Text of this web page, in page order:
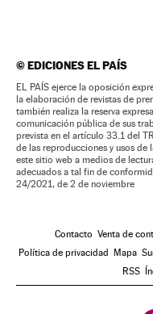
©EDICIONES EL PAÍS
EL PAÍS ejerce la oposición
la elaboración de revistas de
también realiza la reserva
comunicación pública de sus
prevista en el artículo 33.1 del
de las reproducciones y usos de
este sitio web a medios de
adecuados a tal fin de
24/2021, de 2 de noviembre
Contacto Venta de
Política de privacidad
Mapa
RSS